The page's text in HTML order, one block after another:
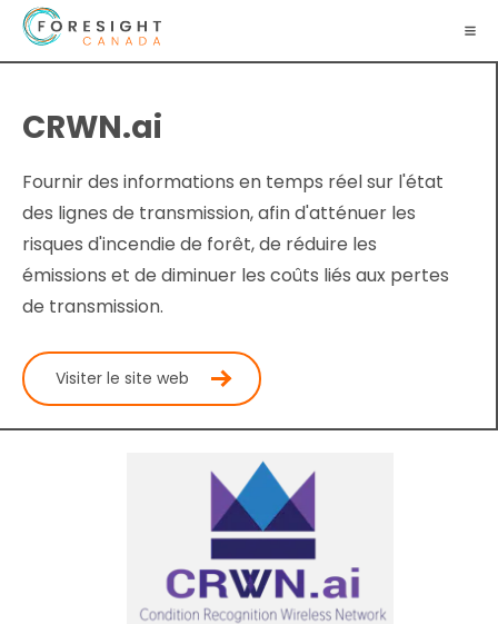
CRWN.ai
Fournir des informations en temps réel sur l'état
des lignes de transmission, afin d'atténuer les
risques d'incendie de forêt, de réduire les
émissions et de diminuer les coûts liés aux pertes
de transmission.
Visiter le site web